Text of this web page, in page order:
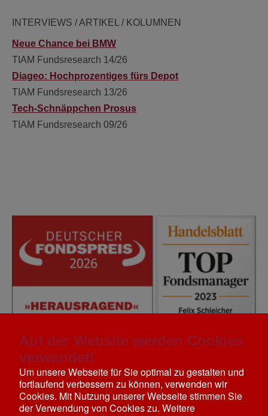
Auf der Website werden Cookies
verwendet!
Um unsere Webseite für Sie optimal zu gestalten und
fortlaufend verbessern zu können, verwenden wir
Cookies. Mit Nutzung unserer Webseite stimmen Sie
der Verwendung von Cookies zu. Weitere
INTERVIEWS / ARTIKEL / KOLUMNEN
Neue Chance bei BMW
TIAM Fundsresearch 14/26
Diageo: Hochprozentiges fürs Depot
TIAM Fundsresearch 13/26
Tech-Schnäppchen Prosus
TIAM Fundsresearch 09/26